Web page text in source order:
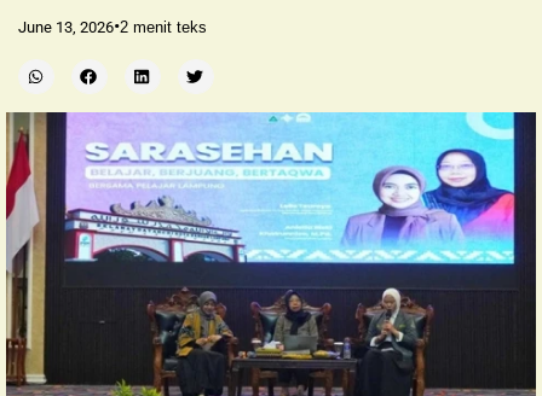
June 13, 2026•2 menit teks